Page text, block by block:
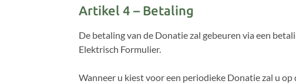
Artikel 4 – Betaling
De betaling van de Donatie zal gebeuren via een
Elektrisch Formulier.
Wanneer u kiest voor een periodieke Donatie zal u